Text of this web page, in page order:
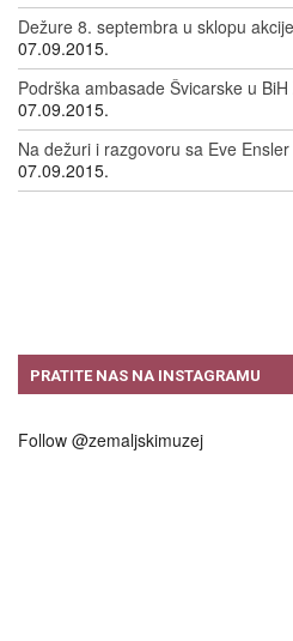
Dežure 8. septembra u sklopu
07.09.2015.
Podrška ambasade Švicarske u
07.09.2015.
Na dežuri i razgovoru sa Eve
07.09.2015.
PRATITE NAS NA INSTAGRAMU
Follow @zemaljskimuzej